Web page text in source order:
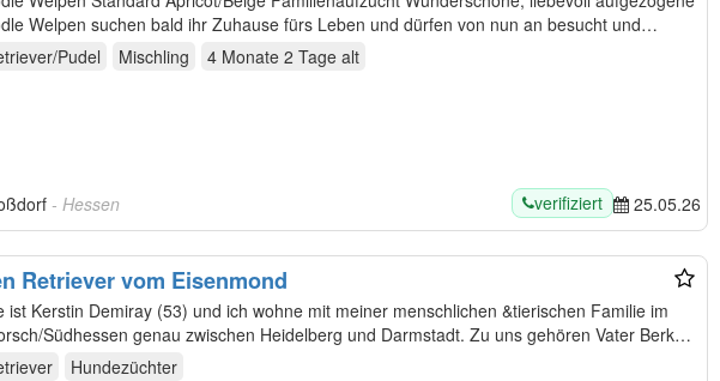
Welpen suchen bald ihr Zuhause fürs Leben und dürfen von nun an besucht und…
Pudel
Mischling 4 Monate 2 Tage alt
- Hessen verifiziert 25.05.26
Retriever vom Eisenmond
ist Kerstin Demiray (53) und ich wohne mit meiner menschlichen &tierischen Familie im
Südhessen genau zwischen Heidelberg und Darmstadt. Zu uns gehören Vater Berk,
Hundezüchter